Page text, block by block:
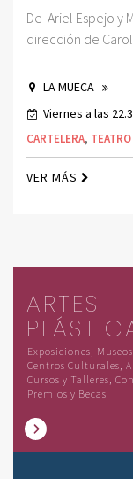
De Ariel Espejo y
dirección de
LA MUECA
Viernes a las
CARTELERA, TEATRO
VER MÁS
ARTES
Exposiciones,
Centros Culturales,
Cursos y Talleres,
Premios y Becas